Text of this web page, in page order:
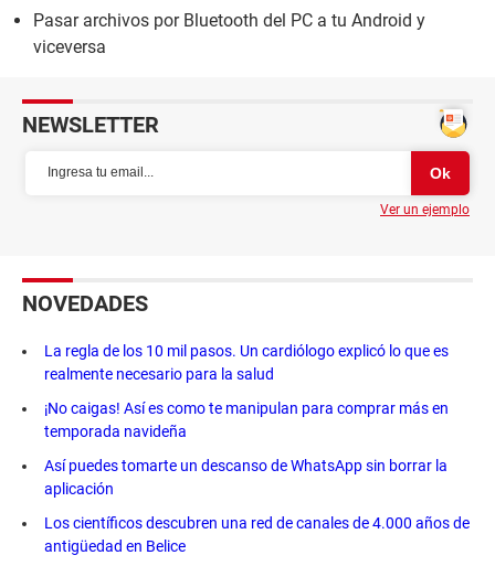
Pasar archivos por Bluetooth del PC a tu Android y
viceversa
NEWSLETTER
Ver un ejemplo
NOVEDADES
La regla de los 10 mil pasos. Un cardiólogo explicó lo que es
realmente necesario para la salud
¡No caigas! Así es como te manipulan para comprar más en
temporada navideña
Así puedes tomarte un descanso de WhatsApp sin borrar la
aplicación
Los científicos descubren una red de canales de 4.000 años de
antigüedad en Belice